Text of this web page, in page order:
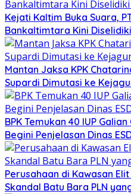
Kejati Kaltim Buka Suara,
Bankaltimtara Kini
Mantan Jaksa KPK
Supardi Dimutasi ke
BPK Temukan 40 IUP
Begini Penjelasan Dinas
Perusahaan di Kawasan
Skandal Batu Bara PLN